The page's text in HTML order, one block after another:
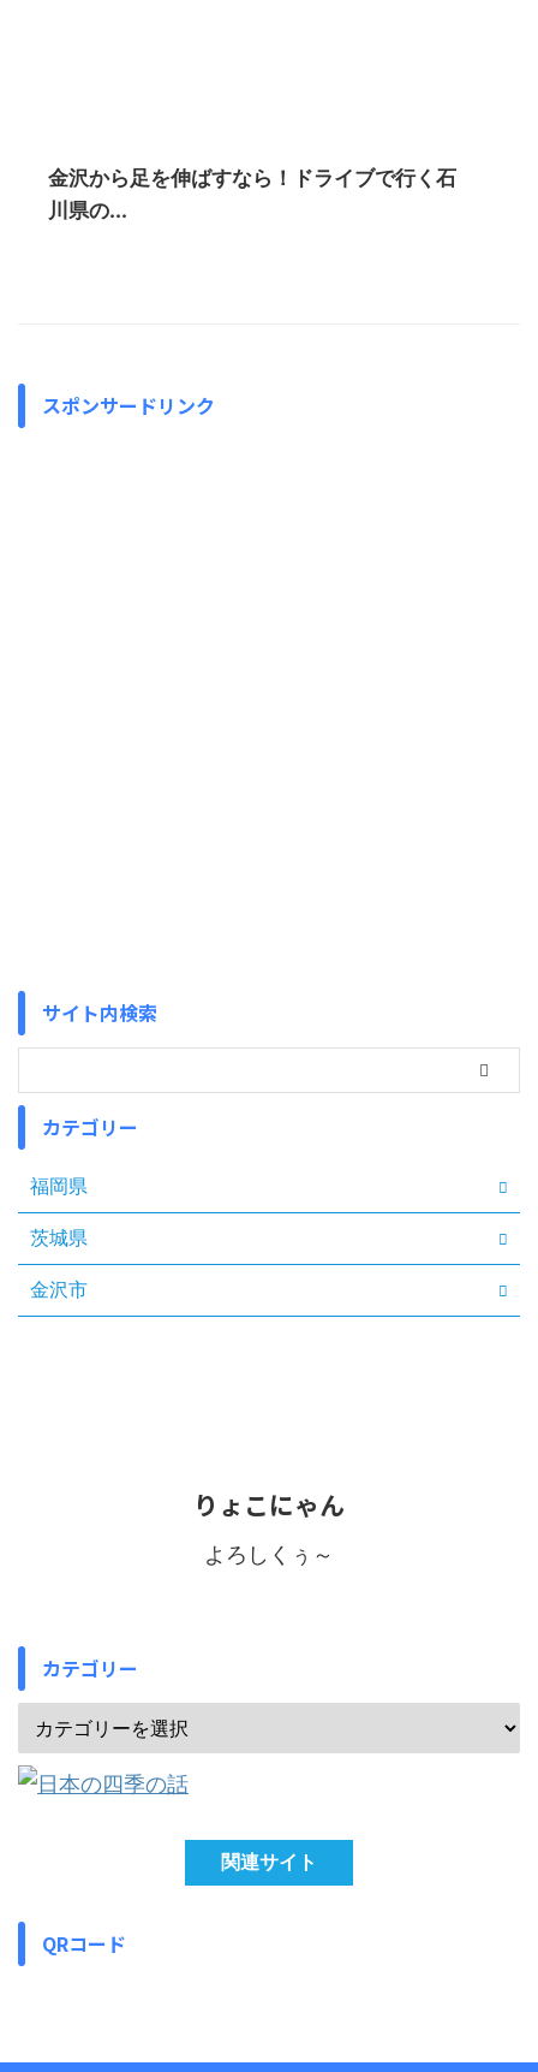
金沢から足を伸ばすなら！ドライブで行く石
川県の...
スポンサードリンク
サイト内検索
カテゴリー
福岡県
茨城県
金沢市
りょこにゃん
よろしくぅ～
カテゴリー
関連サイト
QRコード